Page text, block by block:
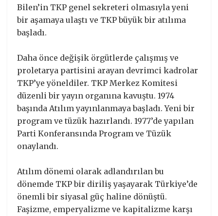
Bilen’in TKP genel sekreteri olmasıyla yeni
bir aşamaya ulaştı ve TKP büyük bir atılıma
başladı.
Daha önce değişik örgütlerde çalışmış ve
proletarya partisini arayan devrimci kadrolar
TKP’ye yöneldiler. TKP Merkez Komitesi
düzenli bir yayın organına kavuştu. 1974
başında Atılım yayınlanmaya başladı. Yeni bir
program ve tüzük hazırlandı. 1977’de yapılan
Parti Konferansında Program ve Tüzük
onaylandı.
Atılım dönemi olarak adlandırılan bu
dönemde TKP bir diriliş yaşayarak Türkiye’de
önemli bir siyasal güç haline dönüştü.
Faşizme, emperyalizme ve kapitalizme karşı